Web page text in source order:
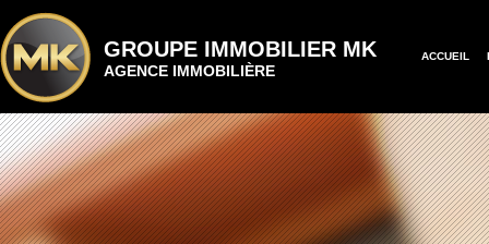
GROUPE IMMOBILIER MK
AGENCE IMMOBILIÈRE
ACCUEIL